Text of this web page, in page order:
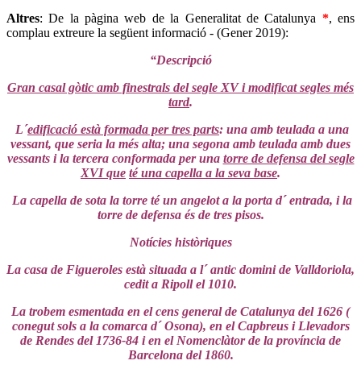
Altres: De la pàgina web de la Generalitat de Catalunya *, ens
complau extreure la següent informació - (Gener 2019):
“Descripció
Gran casal gòtic amb finestrals del segle XV i modificat segles més
tard.
L´edificació està formada per tres parts: una amb teulada a una
vessant, que seria la més alta; una segona amb teulada amb dues
vessants i la tercera conformada per una torre de defensa del segle
XVI que té una capella a la seva base.
La capella de sota la torre té un angelot a la porta d´ entrada, i la
torre de defensa és de tres pisos.
Notícies històriques
La casa de Figueroles està situada a l´ antic domini de Valldoriola,
cedit a Ripoll el 1010.
La trobem esmentada en el cens general de Catalunya del 1626 (
conegut sols a la comarca d´ Osona), en el Capbreus i Llevadors
de Rendes del 1736-84 i en el Nomenclàtor de la província de
Barcelona del 1860.